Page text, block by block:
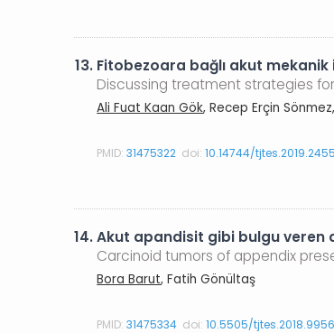
13. Fitobezoara bağlı akut
Discussing treatment strategies
Ali Fuat Kaan Gök, Recep Erçin
PMID:31475322 doi:10.14744/
14.Akut apandisit gibi bulgu
Carcinoid tumors of appendix
Bora Barut, Fatih Gönültaş
PMID:31475334 doi:10.5505/